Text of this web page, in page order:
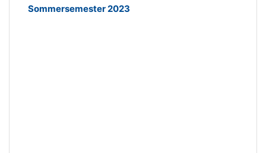
Sommersemester 2023